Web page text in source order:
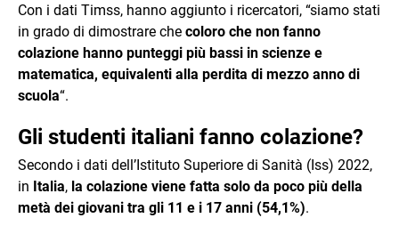
Con i dati Timss, hanno aggiunto i ricercatori, “siamo stati
in grado di dimostrare che coloro che non fanno
colazione hanno punteggi più bassi in scienze e
matematica, equivalenti alla perdita di mezzo anno di
scuola“.
Gli studenti italiani fanno colazione?
Secondo i dati dell’Istituto Superiore di Sanità (Iss) 2022,
in Italia, la colazione viene fatta solo da poco più della
metà dei giovani tra gli 11 e i 17 anni (54,1%).